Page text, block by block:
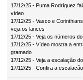
17/12/25 - Puma Rodríguez
vídeo
17/12/25 - Vasco e
veja os lances
17/12/25 - Veja os números
17/12/25 - Vídeo mostra a
gramado
17/12/25 - Veja a escalação
17/12/25 - Confira a